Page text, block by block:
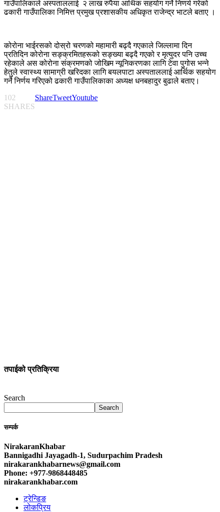
गाउँपालिकाले अस्पताललाई २ लाख रुपैया आर्थिक सहयोग गर्ने निणर्य गरेको
ढकारी गाउँपालिका निमित्त प्रमुख प्रशासकीय अधिकृत राजेन्द्र भाटले बताए ।
कोरोना भाईरसको दोस्रो चरणको महामारी बढ्दै गएकाले जिल्लामा दिन
प्रतिदिन कोरोना सङ्क्रमितहरूको सङ्ख्या बढ्दै गएको र मृत्युदर पनि उच्च
रहेकाले अस कोरोना संक्रमणको जोखिम न्यूनिकरणका लागि टेवा पुगोस भन्ने
हेतुले स्वास्थ्य सामाग्री खरिदका लागि बयलपाटा अस्पताललाई आर्थिक सहयोग
गर्ने निर्णय गरिएको ढकारी गाउँपालिकाका अध्यक्ष धनबहादुर बुढाले बताए।
102
SHARES
ShareTweetYoutube
तपाईको प्रतिक्रिया
Search
Search
सम्पर्क
NirakaranKhabar
Bannigadhi Jayagadh-1, Sudurpachim Pradesh
nirakarankhabarnews@gmail.com
Phone: +977-9868448485
nirakarankhabar.com
ट्रेन्डिङ
लोकप्रिय